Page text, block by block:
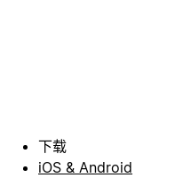
下载
iOS & Android